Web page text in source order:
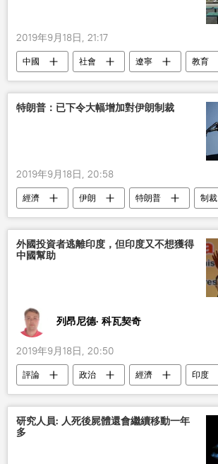
2019年9月18日, 21:17
中國 社會 遼寧
教育
學校
特朗普：已下令大幅增加對伊朗制裁
2019年9月18日, 20:58
經濟 伊朗 特朗普 制裁
外國投資者逃離印度，但印度又不想獲得
中國幫助
列昂尼德· 科瓦契奇
2019年9月18日, 20:50
評論 政治 經濟 印度
研究人員: 人死後屍體還會繼續移動一年
多